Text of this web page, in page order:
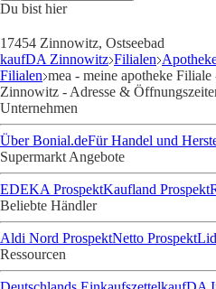
Du bist hier
17454 Zinnowitz, Ostseebad
kaufDA Zinnowitz Filialen
Filialen mea - meine apotheke
Zinnowitz - Adresse &
Unternehmen
Über Bonial.deFür Handel und
Supermarkt Angebote
EDEKA ProspektKaufland Prospekt
Beliebte Händler
Aldi Nord ProspektNetto Prospekt
Ressourcen